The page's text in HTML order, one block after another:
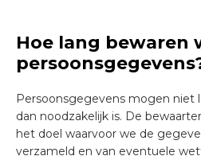
Hoe lang bewaren
Persoonsgegevens mogen niet
dan noodzakelijk is. De
het doel waarvoor we de
verzameld en van eventuele